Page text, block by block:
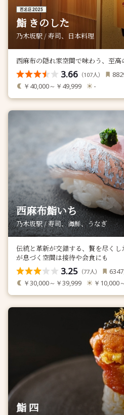
鮨 きのした
乃木坂駅 / 寿司、日本料理
西麻布の隠れ家空間で味わう、至
3.66 （107人）
￥40,000～￥49,999 -
西麻布鮨いち
乃木坂駅 / 寿司、海鮮、うなぎ
伝統と革新が交錯する、贅を尽く
が息づく空間は接待や会食にも
3.25 （77人） 6347
￥30,000～￥39,999 ￥10,000
鮨 四